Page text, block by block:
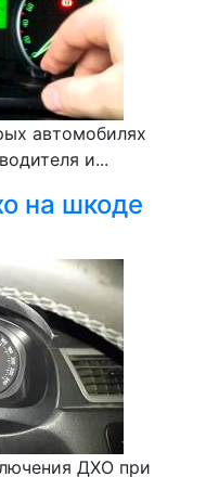
автомобилях
и...
на шкоде
ДХО при